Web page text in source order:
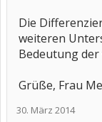
Die
weiteren
Bedeutung
Grüße, Frau
30. März 2014